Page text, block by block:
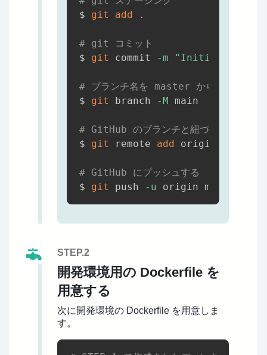
$ git add .
# git コミット
$ git commit -m "Initial
# ブランチ名を master から main に
$ git branch -M main
# GitHub のブランチと紐づける
$ git remote add origin
# GitHub にプッシュする
$ git push -u
STEP.2
開発環境用の Dockerfile を
用意する
次に開発環境の Dockerfile を用意しま
す。